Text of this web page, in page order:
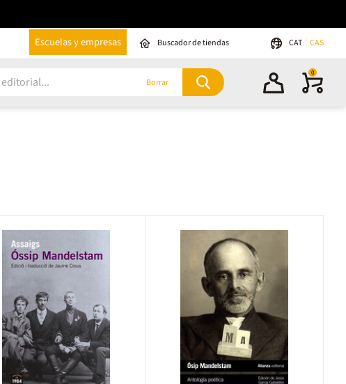
Escuelas y empresas Buscador de tiendas CAT CAS
Borrar
0